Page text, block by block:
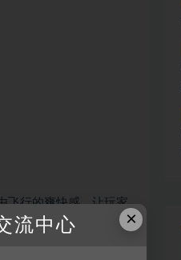
飞行的爽快感、让玩家
的云层会扩散，气流
×
流中心